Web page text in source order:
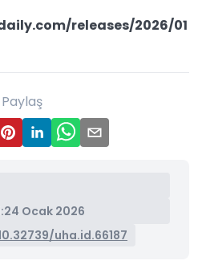
releases/2026/01
Paylaş
24 Ocak 2026
uha.id.66187